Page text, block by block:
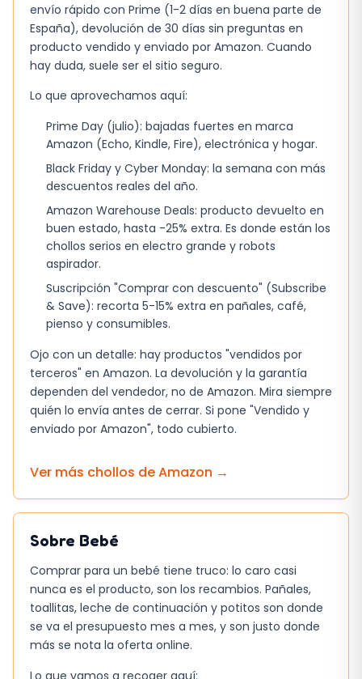
Funda acolchada del asiento para mayor
comodidad y facilidad de limpieza
Adecuada para bebés desde los 6 meses
Ventajas
ventajas sobre otras opciones disponibles en el
mercado:
Su diseño moderno encaja perfectamente
con la estética de cualquier hogar
El plegado ultracompacto permite un
almacenamiento fácil sin ocupar espacio
La ligereza y el sencillo plegado facilitan su
transporte y almacenamiento
Por qué es una buena opción
La trona plegable Bebeconfort es una
solución práctica, cómoda y segura para sus
características de calidad, esta trona se
adapta a las necesidades de los bebés en
placentera para los padres.
envío rápido con Prime (1-2 días en buena parte de
España), devolución de 30 días sin preguntas en
producto vendido y enviado por Amazon. Cuando
hay duda, suele ser el sitio seguro.
Lo que aprovechamos aquí:
Prime Day (julio): bajadas fuertes en marca
Amazon (Echo, Kindle, Fire), electrónica y hogar.
Black Friday y Cyber Monday: la semana con más
descuentos reales del año.
Amazon Warehouse Deals: producto devuelto en
buen estado, hasta -25% extra. Es donde están los
chollos serios en electro grande y robots
aspirador.
Suscripción "Comprar con descuento" (Subscribe
& Save): recorta 5-15% extra en pañales, café,
pienso y consumibles.
Ojo con un detalle: hay productos "vendidos por
terceros" en Amazon. La devolución y la garantía
dependen del vendedor, no de Amazon. Mira siempre
quién lo envía antes de cerrar. Si pone "Vendido y
enviado por Amazon", todo cubierto.
Ver más chollos deAmazon →
Sobre Bebé
Comprar para un bebé tiene truco: lo caro casi
nunca es el producto, son los recambios. Pañales,
toallitas, leche de continuación y potitos son donde
se va el presupuesto mes a mes, y son justo donde
más se nota la oferta online.
Lo que vamos a recoger aquí: